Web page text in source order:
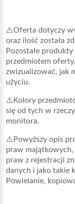
⚠️Oferta dotyczy
oraz ilość została
Pozostałe
przedmiotem
zwizualizować, jak
użyciu.
⚠️Kolory
się od tych w
monitora.
⚠️Powyższy opis
praw majątkowych,
praw z rejestracji
danych i jako takie
Powielanie,